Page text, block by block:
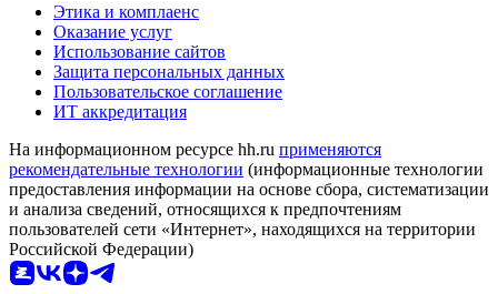
Этика и комплаенс
Оказание услуг
Использование сайтов
Защита персональных данных
Пользовательское соглашение
ИТ аккредитация
На информационном ресурсе hh.ru применяются
рекомендательные технологии (информационные технологии
предоставления информации на основе сбора, систематизации
и анализа сведений, относящихся к предпочтениям
пользователей сети «Интернет», находящихся на территории
Российской Федерации)